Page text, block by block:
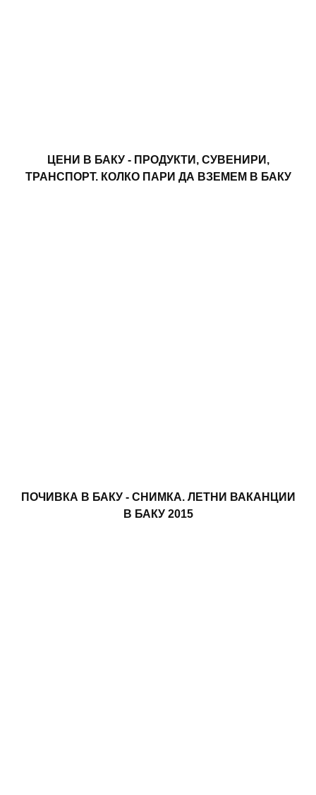
ЦЕНИ В БАКУ - ПРОДУКТИ, СУВЕНИРИ,
ТРАНСПОРТ. КОЛКО ПАРИ ДА ВЗЕМЕМ В БАКУ
ПОЧИВКА В БАКУ - СНИМКА. ЛЕТНИ ВАКАНЦИИ
В БАКУ 2015